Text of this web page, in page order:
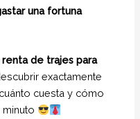
una fortuna
renta de trajes para
exactamente
cuesta y cómo